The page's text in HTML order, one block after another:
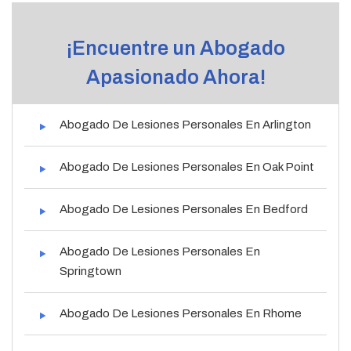
¡Encuentre un Abogado
Apasionado Ahora!
Abogado De Lesiones Personales En Arlington
Abogado De Lesiones Personales En Oak Point
Abogado De Lesiones Personales En Bedford
Abogado De Lesiones Personales En
Springtown
Abogado De Lesiones Personales En Rhome